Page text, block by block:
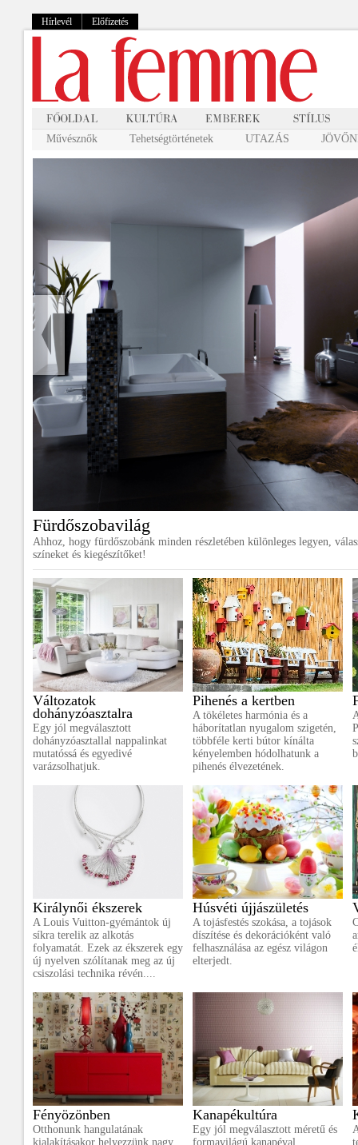
Hírlevél Előfizetés
Művésznők Tehetségtörténetek UTAZÁS
Fürdőszobavilág
Ahhoz, hogy fürdőszobánk minden részletében különleges legyen,
színeket és kiegészítőket!
Változatok
dohányzóasztalra
Egy jól megválasztott
dohányzóasztallal nappalinkat
mutatóssá és egyedivé
varázsolhatjuk.
Pihenés a kertben
A tökéletes harmónia és a
háborítatlan nyugalom szigetén,
többféle kerti bútor kínálta
kényelemben hódolhatunk a
pihenés élvezetének.
Királynői ékszerek
A Louis Vuitton-gyémántok új
síkra terelik az alkotás
folyamatát. Ezek az ékszerek egy
új nyelven szólítanak meg az új
csiszolási technika révén....
Húsvéti újjászületés
A tojásfestés szokása, a tojások
díszítése és dekorációként való
felhasználása az egész világon
elterjedt.
Fényözönben
Otthonunk hangulatának
kialakításakor helyezzünk nagy
Kanapékultúra
Egy jól megválasztott méretű és
formavilágú kanapéval